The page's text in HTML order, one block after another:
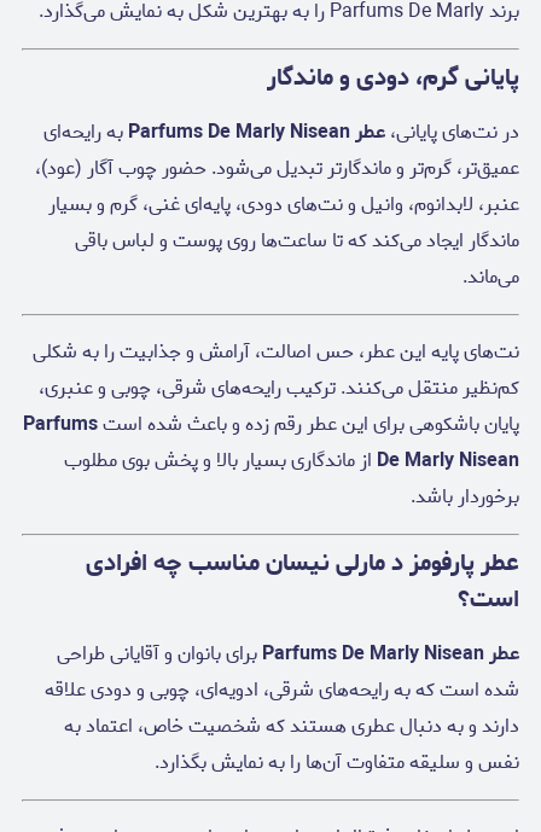
برند Parfums De Marly را به بهترین شکل به نمایش می‌گذارد.
پایانی گرم، دودی و ماندگار
در نت‌های پایانی،عطر Parfums De Marly Nisean
به رایحه‌ای
عمیق‌تر، گرم‌تر و ماندگارتر تبدیل می‌شود. حضور چوب آگار (عود)،
عنبر، لابدانوم، وانیل و نت‌های دودی، پایه‌ای غنی، گرم و بسیار
ماندگار ایجاد می‌کند که تا ساعت‌ها روی پوست و لباس باقی
می‌ماند.
نت‌های پایه این عطر، حس اصالت، آرامش و جذابیت را به شکلی
کم‌نظیر منتقل می‌کنند. ترکیب رایحه‌های شرقی، چوبی و عنبری،
پایان باشکوهی برای این عطر رقم زده و باعث شده استParfums
De Marly Nisean از ماندگاری بسیار بالا و پخش بوی مطلوب
برخوردار باشد.
عطر پارفومز د مارلی نیسان مناسب چه افرادی
است؟
عطر Parfums De Marly Nisean
برای بانوان و آقایانی طراحی
شده است که به رایحه‌های شرقی، ادویه‌ای، چوبی و دودی علاقه
دارند و به دنبال عطری هستند که شخصیت خاص، اعتماد به
نفس و سلیقه متفاوت آن‌ها را به نمایش بگذارد.